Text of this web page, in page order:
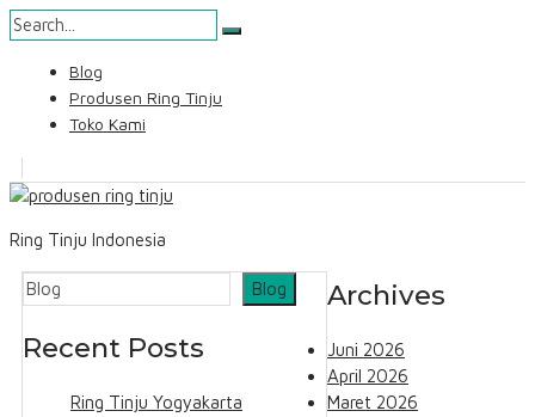
content
Blog
Produsen Ring Tinju
Toko Kami
Ring Tinju Indonesia
Blog Blog
Recent Posts
Ring Tinju Yogyakarta
Archives
Juni 2026
April 2026
Maret 2026